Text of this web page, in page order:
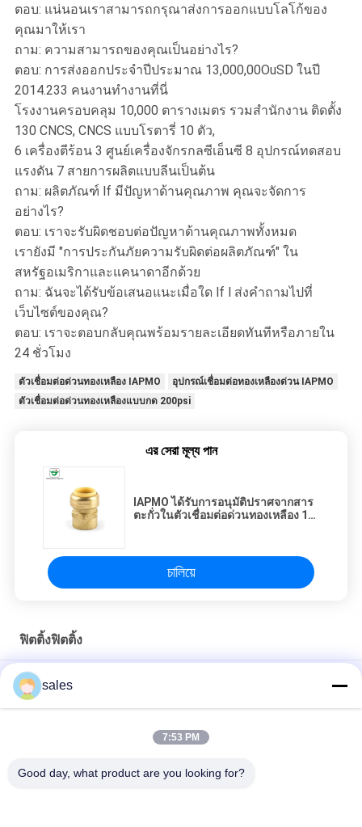
ตอบ: แน่นอนเราสามารถกรุณาส่งการออกแบบโลโก้ของ
คุณมาให้เรา
ถาม: ความสามารถของคุณเป็นอย่างไร?
ตอบ: การส่งออกประจำปีประมาณ 13,000,00OuSD ในปี
2014.233 คนงานทำงานที่นี่
โรงงานครอบคลุม 10,000 ตารางเมตร รวมสำนักงาน ติดตั้ง
130 CNCS, CNCS แบบโรตารี่ 10 ตัว,
6 เครื่องตีร้อน 3 ศูนย์เครื่องจักรกลซีเอ็นซี 8 อุปกรณ์ทดสอบ
แรงดัน 7 สายการผลิตแบบลีนเป็นต้น
ถาม: ผลิตภัณฑ์ lf มีปัญหาด้านคุณภาพ คุณจะจัดการ
อย่างไร?
ตอบ: เราจะรับผิดชอบต่อปัญหาด้านคุณภาพทั้งหมด
เรายังมี "การประกันภัยความรับผิดต่อผลิตภัณฑ์" ใน
สหรัฐอเมริกาและแคนาดาอีกด้วย
ถาม: ฉันจะได้รับข้อเสนอแนะเมื่อใด lf l ส่งคำถามไปที่
เว็บไซต์ของคุณ?
ตอบ: เราจะตอบกลับคุณพร้อมรายละเอียดทันทีหรือภายใน
24 ชั่วโมง
ตัวเชื่อมต่อด่วนทองเหลือง IAPMO
อุปกรณ์เชื่อมต่อทองเหลืองด่วน IAPMO
ตัวเชื่อมต่อด่วนทองเหลืองแบบกด 200psi
এর সেরা মূল্য পান
IAPMO ได้รับการอนุมัติปราศจากสาร
ตะกั่วในตัวเชื่อมต่อด่วนทองเหลือง 1/2
চালিয়ে
ฟิตติ้งฟิตติ้ง
1/2''X1 / 2'' อะแดปเตอร์ตัวผู้แบบตรงปลอมแปลง Push Fit Fitting
sales
7:53 PM
Good day, what product are you looking for?